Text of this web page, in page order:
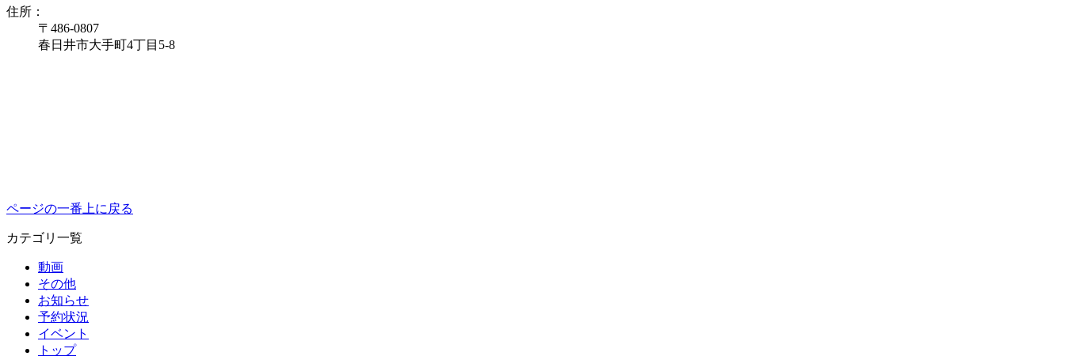
住所：
〒486-0807
春日井市大手町4丁目5-8
ページの一番上に戻る
カテゴリ一覧
動画
その他
お知らせ
予約状況
イベント
トップ